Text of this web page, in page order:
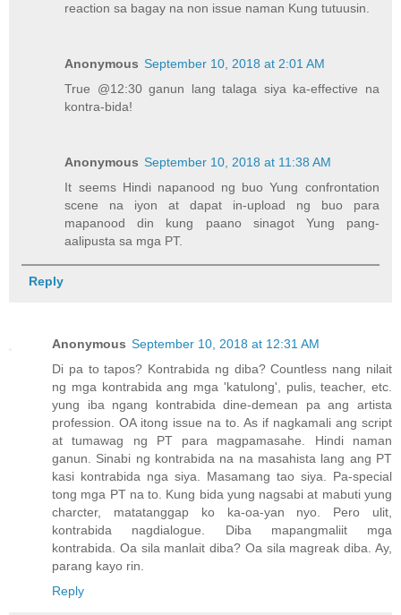
reaction sa bagay na non issue naman Kung tutuusin.
Anonymous September 10, 2018 at 2:01 AM
True @12:30 ganun lang talaga siya ka-effective na
kontra-bida!
Anonymous September 10, 2018 at 11:38 AM
It seems Hindi napanood ng buo Yung confrontation
scene na iyon at dapat in-upload ng buo para
mapanood din kung paano sinagot Yung pang-
aalipusta sa mga PT.
Reply
Anonymous September 10, 2018 at 12:31 AM
Di pa to tapos? Kontrabida ng diba? Countless nang nilait
ng mga kontrabida ang mga 'katulong', pulis, teacher, etc.
yung iba ngang kontrabida dine-demean pa ang artista
profession. OA itong issue na to. As if nagkamali ang script
at tumawag ng PT para magpamasahe. Hindi naman
ganun. Sinabi ng kontrabida na na masahista lang ang PT
kasi kontrabida nga siya. Masamang tao siya. Pa-special
tong mga PT na to. Kung bida yung nagsabi at mabuti yung
charcter, matatanggap ko ka-oa-yan nyo. Pero ulit,
kontrabida nagdialogue. Diba mapangmaliit mga
kontrabida. Oa sila manlait diba? Oa sila magreak diba. Ay,
parang kayo rin.
Reply